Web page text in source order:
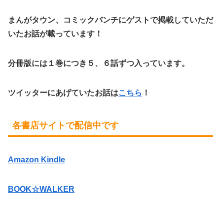
まんがタウン、コミックバンチにゲストで掲載していただ
いたお話が載っています！
分冊版には１巻につき５、６話ずつ入っています。
ツイッターにあげていたお話はこちら ！
各書店サイトで配信中です
Amazon Kindle
BOOK☆WALKER